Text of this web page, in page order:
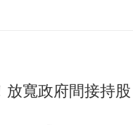
放寬政府間接持股